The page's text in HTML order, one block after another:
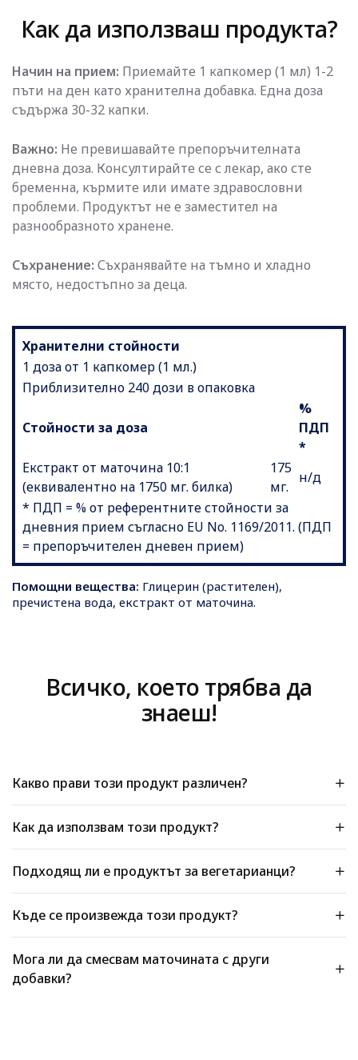
Хранителни стойности
1 доза от 1 капкомер (1 мл.)
Приблизително 240 дози в опаковка
Стойности за доза
%
ПДП
*
Екстракт от маточина 10:1
(еквивалентно на 1750 мг. билка)
175
мг.
н/д
* ПДП = % от референтните стойности за
дневния прием съгласно EU No. 1169/2011. (ПДП
= препоръчителен дневен прием)
Помощни вещества: Глицерин (растителен),
пречистена вода, екстракт от маточина.
Как да използваш продукта?
Начин на прием: Приемайте 1 капкомер (1 мл) 1-2
пъти на ден като хранителна добавка. Една доза
съдържа 30-32 капки.
Важно: Не превишавайте препоръчителната
дневна доза. Консултирайте се с лекар, ако сте
бременна, кърмите или имате здравословни
проблеми. Продуктът не е заместител на
разнообразното хранене.
Съхранение: Съхранявайте на тъмно и хладно
място, недостъпно за деца.
Всичко, което трябва да
знаеш!
Какво прави този продукт различен?
Как да използвам този продукт?
Подходящ ли е продуктът за вегетарианци?
Къде се произвежда този продукт?
Мога ли да смесвам маточината с други
добавки?